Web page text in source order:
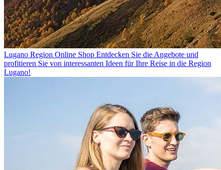
Lugano Region Online Shop Entdecken Sie die Angebote und
profitieren Sie von interessanten Ideen für Ihre Reise in die Region
Lugano!